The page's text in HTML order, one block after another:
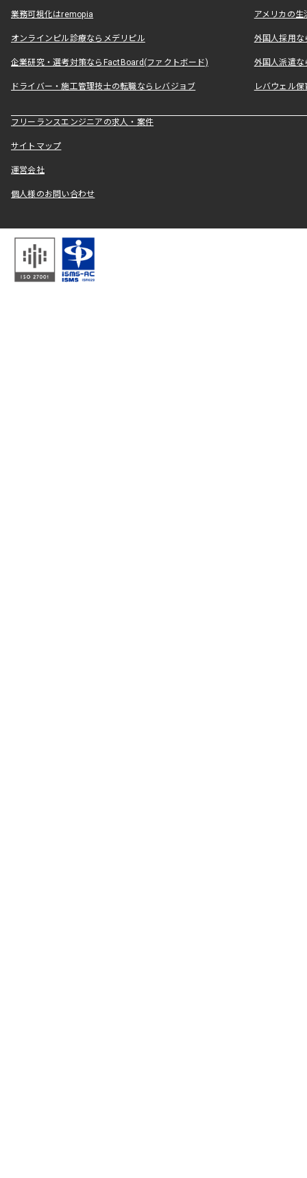
業務可視化はremopia アメリカの
オンラインピル診療ならメデリピル 外国人採用
企業研究・選考対策ならFactBoard(ファクトボード) 外国人派遣な
ドライバー・施工管理技士の転職ならレバジョブ レバウェル
フリーランスエンジニアの求人・案件
サイトマップ
運営会社
個人様のお問い合わせ